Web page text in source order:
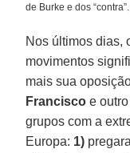
de Burke e dos
Nos últimos dias,
movimentos
mais sua
Francisco e
grupos com a
Europa: 1)